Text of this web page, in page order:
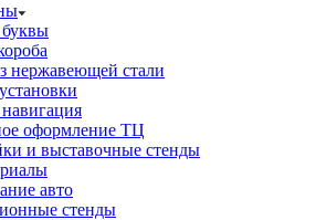
нержавеющей стали
оформление ТЦ
и выставочные стенды
авто
стенды